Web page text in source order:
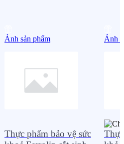
Ảnh sản phẩm
Thực phẩm bảo vệ sức
Ảnh